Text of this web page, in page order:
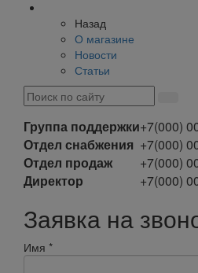
Назад
О магазине
Новости
Статьи
Группа поддержки+7(000)
Отдел снабжения +7(000)
Отдел продаж
+7(000)
Директор
+7(000)
Заявка на
Имя *